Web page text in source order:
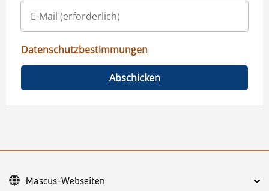
Datenschutzbestimmungen
Abschicken
Mascus-Webseiten